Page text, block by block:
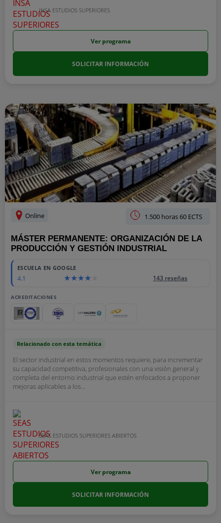
INSA ESTUDIOS SUPERIORES
Ver programa
SOLICITAR INFORMACIÓN
Online 1.500 horas 60 ECTS
MÁSTER PERMANENTE: ORGANIZACIÓN DE LA
PRODUCCIÓN Y GESTIÓN INDUSTRIAL
ESCUELA EN GOOGLE
4.1 143 reseñas
ACREDITACIONES
Relacionado con esta temática
El sector industrial en estos momentos requiere, para incrementar
su capacidad competitiva, profesionales con una visión general y
completa del entorno industrial que estén enfocados a proponer
mejoras aplicables a los...
SEAS ESTUDIOS SUPERIORES ABIERTOS
Ver programa
SOLICITAR INFORMACIÓN